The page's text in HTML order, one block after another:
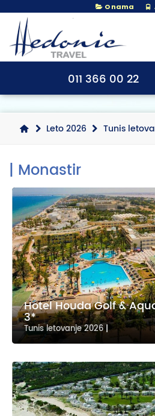
O nama
011 366 00 22
Leto 2026 Tunis
| Monastir
Hotel Houda Golf &
3*
Tunis letovanje 2026|
×
×